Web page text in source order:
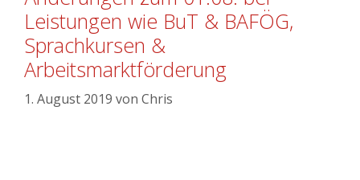
Leistungen wie BuT & BAFÖG,
Sprachkursen &
Arbeitsmarktförderung
1. August 2019 von Chris